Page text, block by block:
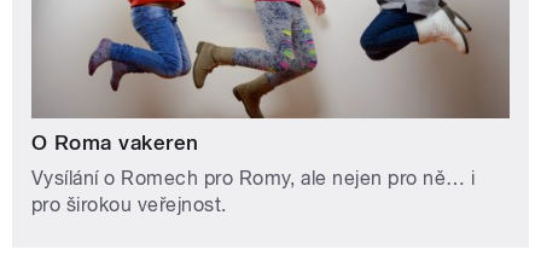
O Roma vakeren
Vysílání o Romech pro Romy, ale nejen pro ně… i
pro širokou veřejnost.